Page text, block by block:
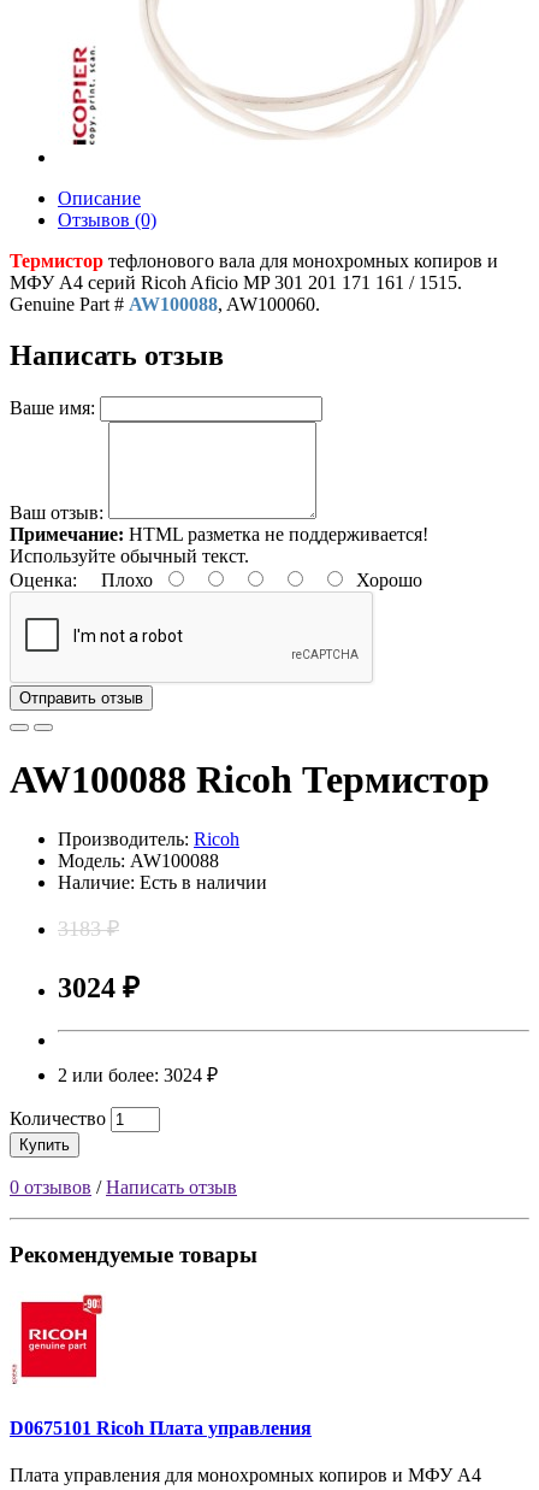
Описание
Отзывов (0)
Термистор тефлонового вала для монохромных копиров и
МФУ A4 серий Ricoh Aficio MP 301 201 171 161 / 1515.
Genuine Part # AW100088, AW100060.
Написать отзыв
Ваше имя:
Ваш отзыв:
Примечание: HTML разметка не поддерживается!
Используйте обычный текст.
Оценка: Плохо Хорошо
Отправить отзыв
AW100088 Ricoh Термистор
Производитель: Ricoh
Модель: AW100088
Наличие: Есть в наличии
3183 ₽
3024 ₽
2 или более: 3024 ₽
Количество
Купить
0 отзывов /Написать отзыв
Рекомендуемые товары
D0675101 Ricoh Плата управления
Плата управления для монохромных копиров и МФУ A4